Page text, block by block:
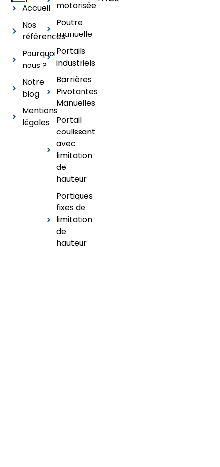
Accueil
Nos
références
Pourquoi
nous ?
Notre
blog
Mentions
légales
motorisée
Poutre
manuelle
Portails
industriels
Barrières
Pivotantes
Manuelles
Portail
coulissant
avec
limitation
de
hauteur
Portiques
fixes de
limitation
de
hauteur